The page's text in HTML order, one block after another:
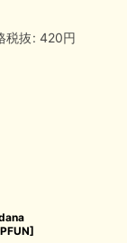
税抜: 420円
]